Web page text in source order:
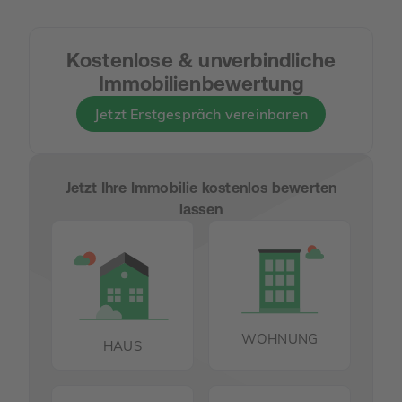
Kostenlose & unverbindliche
Immobilienbewertung
Jetzt Erstgespräch vereinbaren
Jetzt Ihre Immobilie kostenlos bewerten
lassen
HAUS WOHNUNG